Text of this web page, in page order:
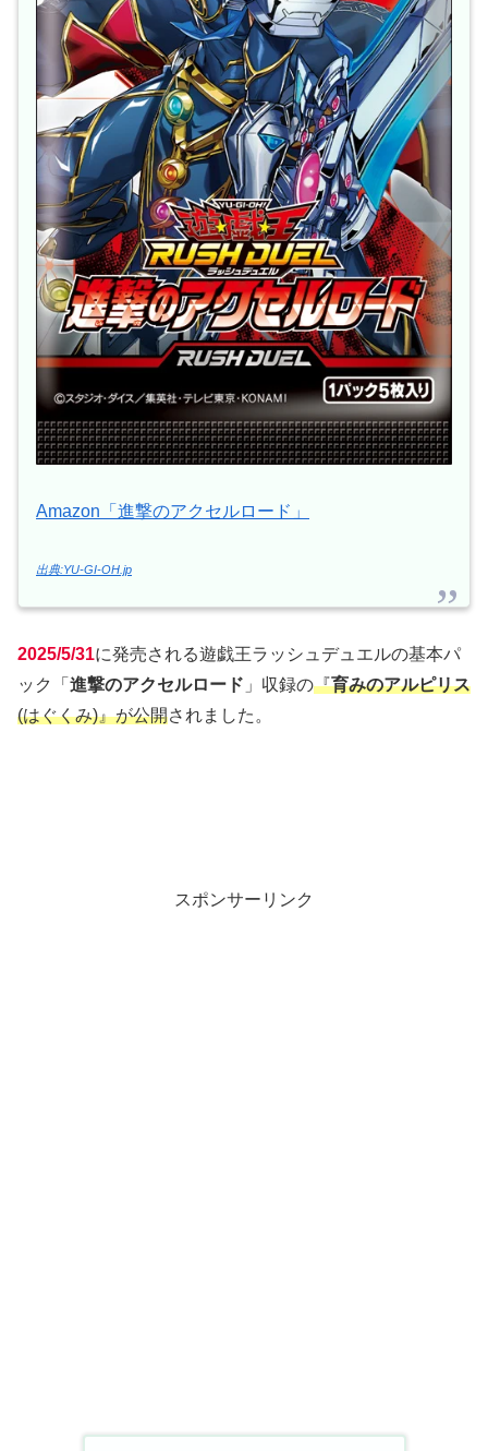
Amazon「進撃のアクセルロード」
出典:YU-GI-OH.jp
2025/5/31に発売される遊戯王ラッシュデュエルの基本パ
ック「 進撃のアクセルロード 」収録の『育みのアルピリス
(はぐくみ)』が公開されました。
スポンサーリンク